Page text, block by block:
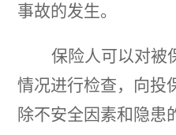
事故的发生。
保险人可以对被
情况进行检查，向投
除不安全因素和隐患